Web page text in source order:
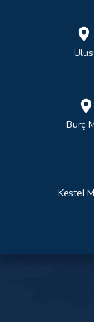
Burç
Kestel